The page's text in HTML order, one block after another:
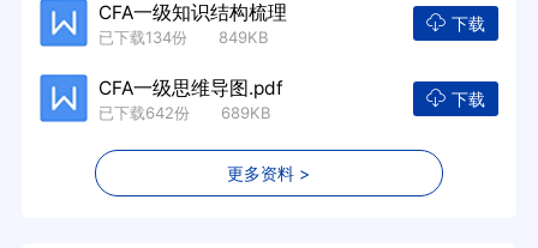
CFA一级知识结构梳理
已下载134份 849KB
下载
CFA一级思维导图.pdf
已下载642份 689KB
下载
更多资料 >